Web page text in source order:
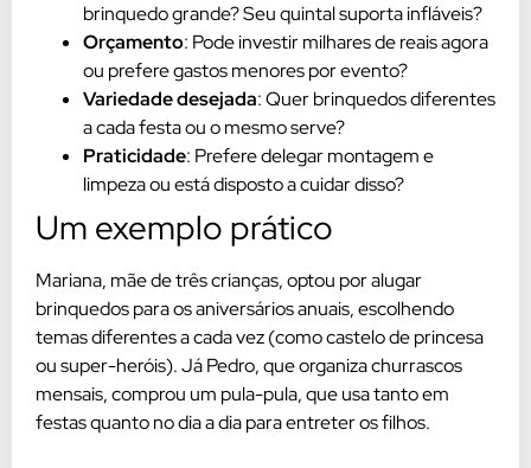
brinquedo grande? Seu quintal suporta infláveis?
Orçamento: Pode investir milhares de reais agora
ou prefere gastos menores por evento?
Variedade desejada: Quer brinquedos diferentes
a cada festa ou o mesmo serve?
Praticidade: Prefere delegar montagem e
limpeza ou está disposto a cuidar disso?
Um exemplo prático
Mariana, mãe de três crianças, optou por alugar
brinquedos para os aniversários anuais, escolhendo
temas diferentes a cada vez (como castelo de princesa
ou super-heróis). Já Pedro, que organiza churrascos
mensais, comprou um pula-pula, que usa tanto em
festas quanto no dia a dia para entreter os filhos.